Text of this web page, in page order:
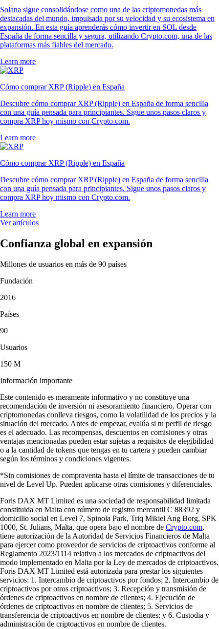
Solana sigue consolidándose como una de las criptomonedas más
destacadas del mundo, impulsada por su velocidad y su ecosistema en
expansión. En esta guía aprenderás cómo invertir en SOL desde
España de forma sencilla y segura, utilizando Crypto.com, una de las
plataformas más fiables del mercado.
Learn more
Cómo comprar XRP (Ripple) en España
Descubre cómo comprar XRP (Ripple) en España de forma sencilla
con una guía pensada para principiantes. Sigue unos pasos claros y
compra XRP hoy mismo con Crypto.com.
Learn more
Cómo comprar XRP (Ripple) en España
Descubre cómo comprar XRP (Ripple) en España de forma sencilla
con una guía pensada para principiantes. Sigue unos pasos claros y
compra XRP hoy mismo con Crypto.com.
Learn more
Ver artículos
Confianza global en expansión
Millones de usuarios en más de 90 países
Fundación
2016
Países
90
Usuarios
150 M
Información importante
Este contenido es meramente informativo y no constituye una
recomendación de inversión ni asesoramiento financiero. Operar con
criptomonedas conlleva riesgos, como la volatilidad de los precios y la
situación del mercado. Antes de empezar, evalúa si tu perfil de riesgo
es el adecuado. Las recompensas, descuentos en comisiones y otras
ventajas mencionadas pueden estar sujetas a requisitos de elegibilidad
o a la cantidad de tokens que tengas en tu cartera y pueden cambiar
según los términos y condiciones vigentes.
*Sin comisiones de compraventa hasta el límite de transacciones de tu
nivel de Level Up. Pueden aplicarse otras comisiones y diferenciales.
Foris DAX MT Limited es una sociedad de responsabilidad limitada
constituida en Malta con número de registro mercantil C 88392 y
domicilio social en Level 7, Spinola Park, Triq Mikiel Ang Borg, SPK
1000, St. Julians, Malta, que opera bajo el nombre de Crypto.com,
tiene autorización de la Autoridad de Servicios Financieros de Malta
para ejercer como proveedor de servicios de criptoactivos conforme al
Reglamento 2023/1114 relativo a los mercados de criptoactivos del
modo implementado en Malta por la Ley de mercados de criptoactivos.
Foris DAX MT Limited está autorizada para prestar los siguientes
servicios: 1. Intercambio de criptoactivos por fondos; 2. Intercambio de
criptoactivos por otros criptoactivos; 3. Recepción y transmisión de
órdenes de criptoactivos en nombre de clientes; 4. Ejecución de
órdenes de criptoactivos en nombre de clientes; 5. Servicios de
transferencia de criptoactivos en nombre de clientes; y 6. Custodia y
administración de criptoactivos en nombre de clientes.